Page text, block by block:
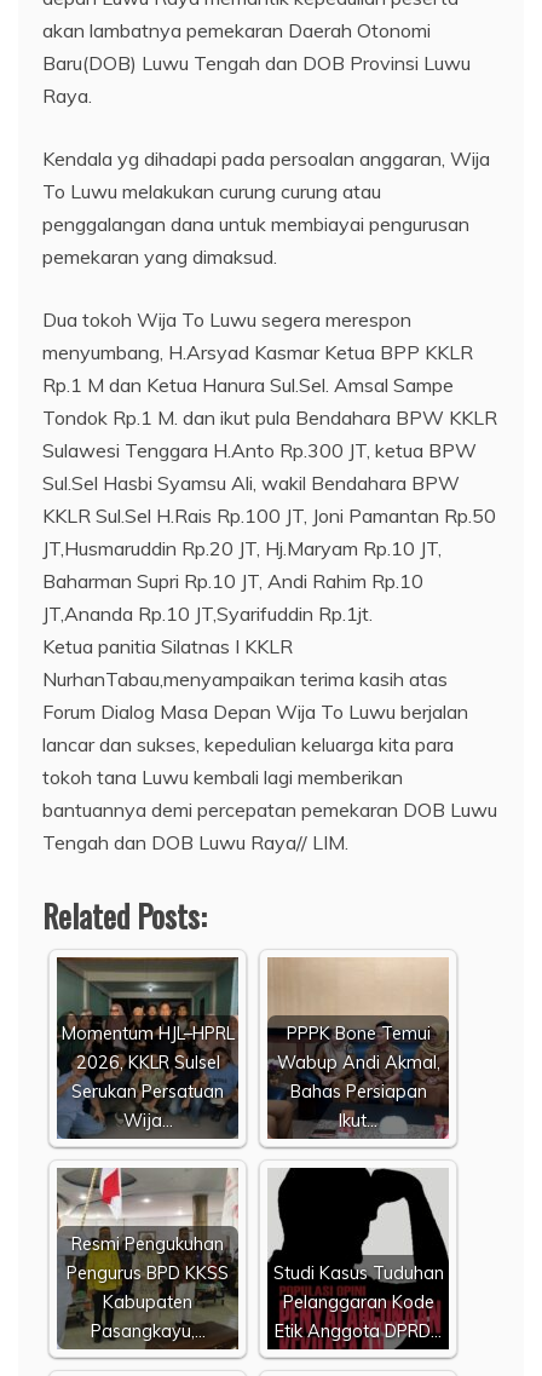
akan lambatnya pemekaran Daerah Otonomi
Baru(DOB) Luwu Tengah dan DOB Provinsi Luwu
Raya.
Kendala yg dihadapi pada persoalan anggaran, Wija
To Luwu melakukan curung curung atau
penggalangan dana untuk membiayai pengurusan
pemekaran yang dimaksud.
Dua tokoh Wija To Luwu segera merespon
menyumbang, H.Arsyad Kasmar Ketua BPP KKLR
Rp.1 M dan Ketua Hanura Sul.Sel. Amsal Sampe
Tondok Rp.1 M. dan ikut pula Bendahara BPW KKLR
Sulawesi Tenggara H.Anto Rp.300 JT, ketua BPW
Sul.Sel Hasbi Syamsu Ali, wakil Bendahara BPW
KKLR Sul.Sel H.Rais Rp.100 JT, Joni Pamantan Rp.50
JT,Husmaruddin Rp.20 JT, Hj.Maryam Rp.10 JT,
Baharman Supri Rp.10 JT, Andi Rahim Rp.10
JT,Ananda Rp.10 JT,Syarifuddin Rp.1jt.
Ketua panitia Silatnas I KKLR
NurhanTabau,menyampaikan terima kasih atas
Forum Dialog Masa Depan Wija To Luwu berjalan
lancar dan sukses, kepedulian keluarga kita para
tokoh tana Luwu kembali lagi memberikan
bantuannya demi percepatan pemekaran DOB Luwu
Tengah dan DOB Luwu Raya// LIM.
Related Posts:
Momentum HJL–HPRL
2026, KKLR Sulsel
Serukan Persatuan
Wija…
PPPK Bone Temui
Wabup Andi Akmal,
Bahas Persiapan
Ikut…
Resmi Pengukuhan
Pengurus BPD KKSS
Kabupaten
Pasangkayu,…
Studi Kasus Tuduhan
Pelanggaran Kode
Etik Anggota DPRD…